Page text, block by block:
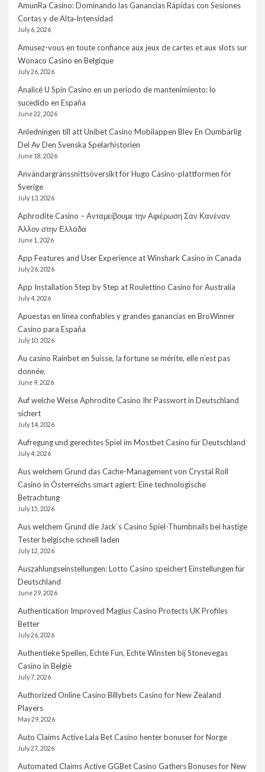
AmunRa Casino: Dominando las Ganancias Rápidas con Sesiones
Cortas y de Alta‑Intensidad
July 6, 2026
Amusez-vous en toute confiance aux jeux de cartes et aux slots sur
Wonaco Casino en Belgique
July 26, 2026
Analicé U Spin Casino en un período de mantenimiento: lo
sucedido en España
June 22, 2026
Anledningen till att Unibet Casino Mobilappen Blev En Oumbärlig
Del Av Den Svenska Spelarhistorien
June 18, 2026
Användargränssnittsöversikt för Hugo Casino-plattformen för
Sverige
July 13, 2026
Aphrodite Casino – Ανταμείβουμε την Αφιέρωση Σαν Κανέναν
Άλλον στην Ελλάδα
June 1, 2026
App Features and User Experience at Winshark Casino in Canada
July 26, 2026
App Installation Step by Step at Roulettino Casino for Australia
July 4, 2026
Apuestas en línea confiables y grandes ganancias en BroWinner
Casino para España
July 10, 2026
Au casino Rainbet en Suisse, la fortune se mérite, elle n’est pas
donnée.
June 9, 2026
Auf welche Weise Aphrodite Casino Ihr Passwort in Deutschland
sichert
July 14, 2026
Aufregung und gerechtes Spiel im Mostbet Casino für Deutschland
July 4, 2026
Aus welchem Grund das Cache-Management von Crystal Roll
Casino in Österreichs smart agiert: Eine technologische
Betrachtung
July 15, 2026
Aus welchem Grund die Jack`s Casino Spiel-Thumbnails bei hastige
Tester belgische schnell laden
July 12, 2026
Auszahlungseinstellungen: Lotto Casino speichert Einstellungen für
Deutschland
June 29, 2026
Authentication Improved Magius Casino Protects UK Profiles
Better
July 26, 2026
Authentieke Spellen, Echte Fun, Echte Winsten bij Stonevegas
Casino in België
July 7, 2026
Authorized Online Casino Billybets Casino for New Zealand
Players
May 29, 2026
Auto Claims Active Lala Bet Casino henter bonuser for Norge
July 27, 2026
Automated Claims Active GGBet Casino Gathers Bonuses for New